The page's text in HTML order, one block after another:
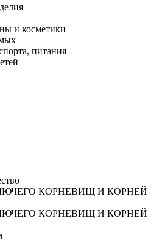
и косметики
питания
КОРНЕВИЩ И КОРНЕЙ
КОРНЕВИЩ И КОРНЕЙ